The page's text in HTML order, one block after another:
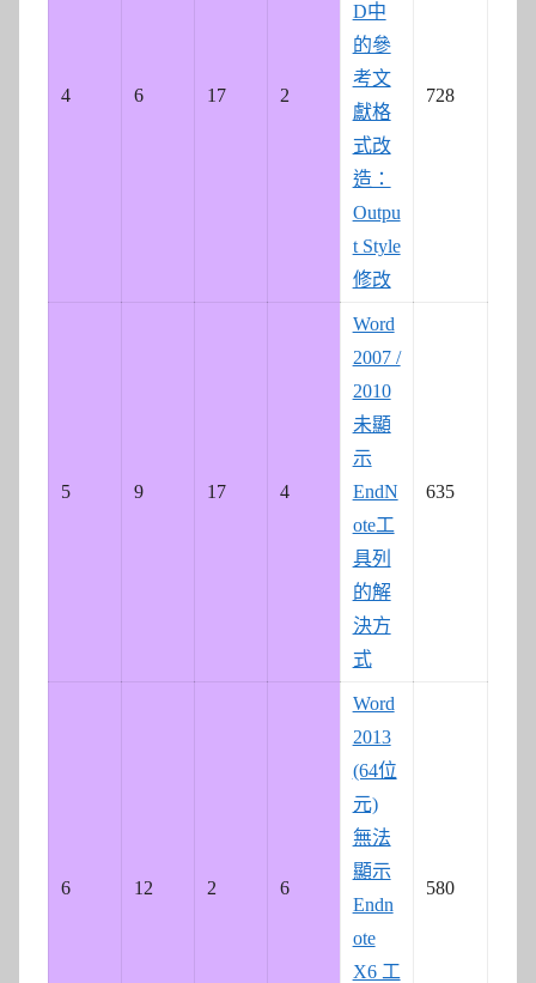
4 6 17 2
D中
的參
考文
獻格
式改
造：
Outpu
t Style
修改
728
5 9 17 4
Word
2007 /
2010
未顯
示
EndN
ote工
具列
的解
決方
式
635
6 12 2 6
Word
2013
(64位
元)
無法
顯示
Endn
ote
X6 工
580